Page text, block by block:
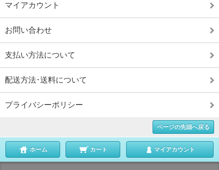
マイアカウント
お問い合わせ
支払い方法について
配送方法･送料について
プライバシーポリシー
ページの先頭へ戻る
ホーム カート マイアカウント